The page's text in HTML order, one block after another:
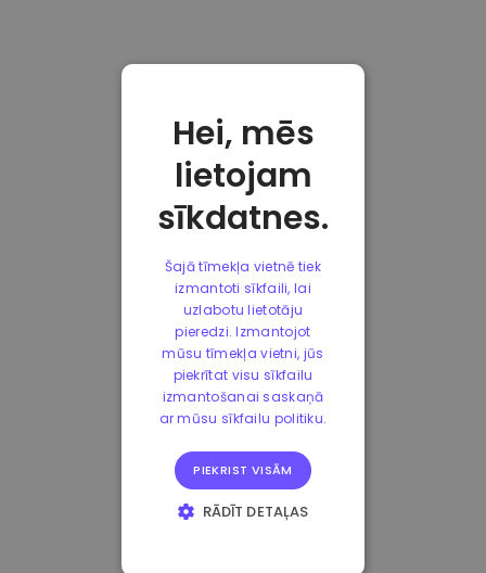
Hei, mēs
lietojam
sīkdatnes.
Šajā tīmekļa vietnē tiek
izmantoti sīkfaili, lai
uzlabotu lietotāju
pieredzi. Izmantojot
mūsu tīmekļa vietni, jūs
piekrītat visu sīkfailu
izmantošanai saskaņā
ar mūsu sīkfailu politiku.
PIEKRIST VISĀM
RĀDĪT DETAĻAS